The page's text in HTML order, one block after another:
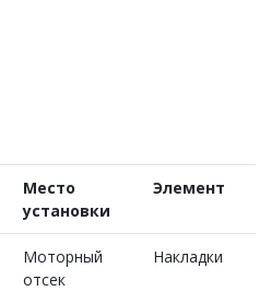
Место
установки
Элемент
Моторный
отсек
Накладки